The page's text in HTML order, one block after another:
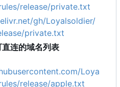
release/private.txt
gh/Loyalsoldier/
private.txt
连的域名列表
Loya
release/apple.txt